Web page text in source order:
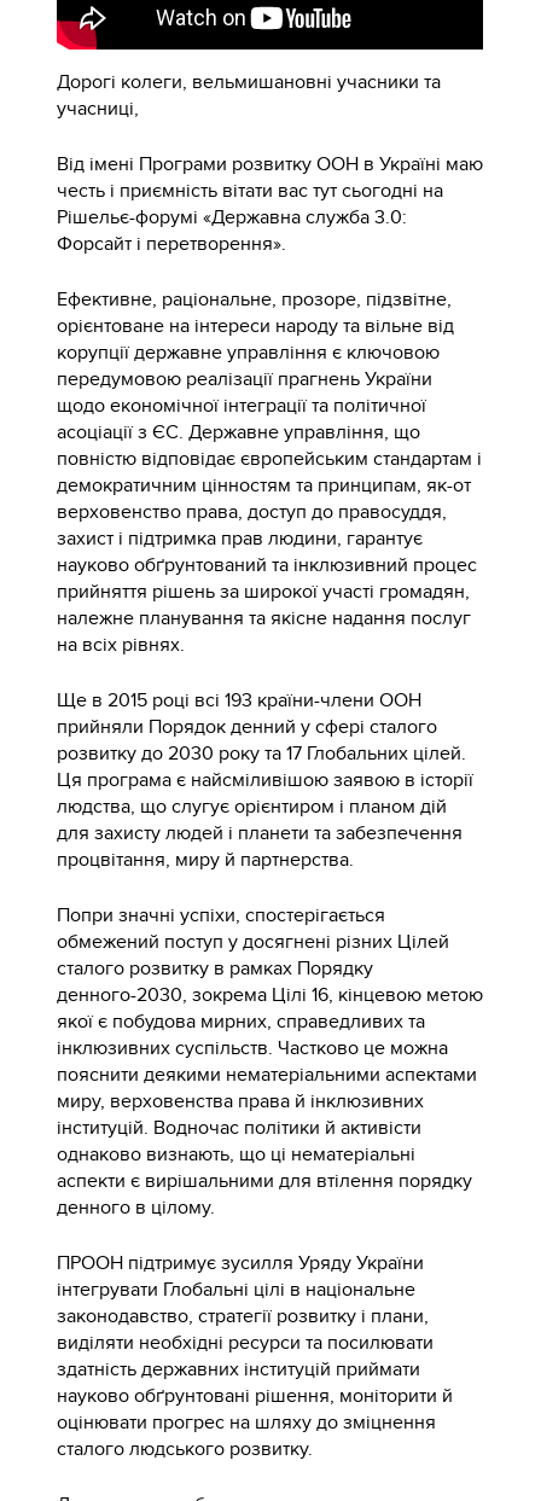
Дорогі колеги, вельмишановні учасники та
учасниці,
Від імені Програми розвитку ООН в Україні маю
честь і приємність вітати вас тут сьогодні на
Рішельє-форумі «Державна служба 3.0:
Форсайт і перетворення».
Ефективне, раціональне, прозоре, підзвітне,
орієнтоване на інтереси народу та вільне від
корупції державне управління є ключовою
передумовою реалізації прагнень України
щодо економічної інтеграції та політичної
асоціації з ЄС. Державне управління, що
повністю відповідає європейським стандартам і
демократичним цінностям та принципам, як-от
верховенство права, доступ до правосуддя,
захист і підтримка прав людини, гарантує
науково обґрунтований та інклюзивний процес
прийняття рішень за широкої участі громадян,
належне планування та якісне надання послуг
на всіх рівнях.
Ще в 2015 році всі 193 країни-члени ООН
прийняли Порядок денний у сфері сталого
розвитку до 2030 року та 17 Глобальних цілей.
Ця програма є найсміливішою заявою в історії
людства, що слугує орієнтиром і планом дій
для захисту людей і планети та забезпечення
процвітання, миру й партнерства.
Попри значні успіхи, спостерігається
обмежений поступ у досягнені різних Цілей
сталого розвитку в рамках Порядку
денного-2030, зокрема Цілі 16, кінцевою метою
якої є побудова мирних, справедливих та
інклюзивних суспільств. Частково це можна
пояснити деякими нематеріальними аспектами
миру, верховенства права й інклюзивних
інституцій. Водночас політики й активісти
однаково визнають, що ці нематеріальні
аспекти є вирішальними для втілення порядку
денного в цілому.
ПРООН підтримує зусилля Уряду України
інтегрувати Глобальні цілі в національне
законодавство, стратегії розвитку і плани,
виділяти необхідні ресурси та посилювати
здатність державних інституцій приймати
науково обґрунтовані рішення, моніторити й
оцінювати прогрес на шляху до зміцнення
сталого людського розвитку.